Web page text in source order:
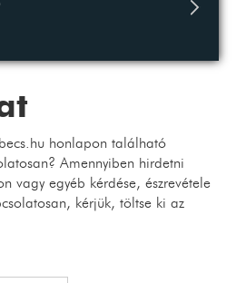
honlapon található
Amennyiben hirdetni
vagy egyéb kérdése, észrevétele
kérjük, töltse ki az